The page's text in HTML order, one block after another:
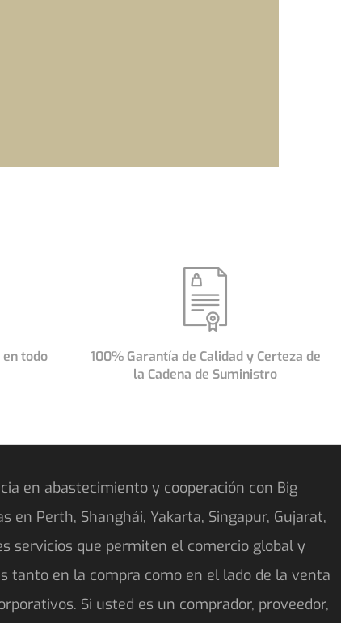
para asegurarnos de que
su objetivo: un acuerdo
cada suministro hay una amplia
al detalle desde la selección
los controles de calidad y los
todo
100% Garantía de Calidad y Certeza de
la Cadena de Suministro
en abastecimiento y cooperación con Big
en Perth, Shanghái, Yakarta, Singapur, Gujarat,
servicios que permiten el comercio global y
tanto en la compra como en el lado de la venta
Si usted es un comprador, proveedor,